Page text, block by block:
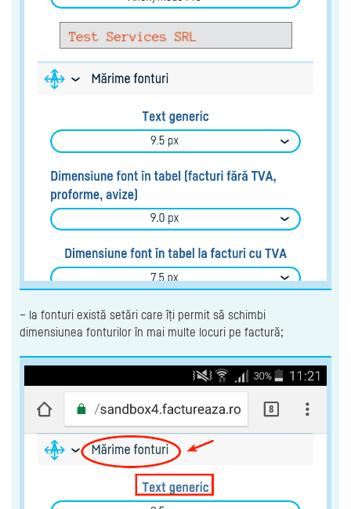
– la fonturi există setări care îți permit să schimbi
dimensiunea fonturilor în mai multe locuri pe factură;